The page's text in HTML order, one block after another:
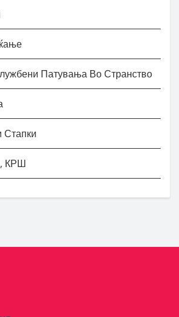
Патувања Во Странство
Стапки
КРШ